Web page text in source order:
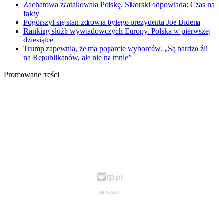
Zacharowa zaatakowała Polskę. Sikorski odpowiada: Czas na
fakty
Pogorszył się stan zdrowia byłego prezydenta Joe Bidena
Ranking służb wywiadowczych Europy. Polska w pierwszej
dziesiątce
Trump zapewnia, że ma poparcie wyborców. „Są bardzo źli
na Republikanów, ale nie na mnie”
Promowane treści